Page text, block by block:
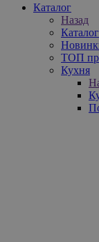
Каталог
Назад
Каталог
ТОП
Кухня